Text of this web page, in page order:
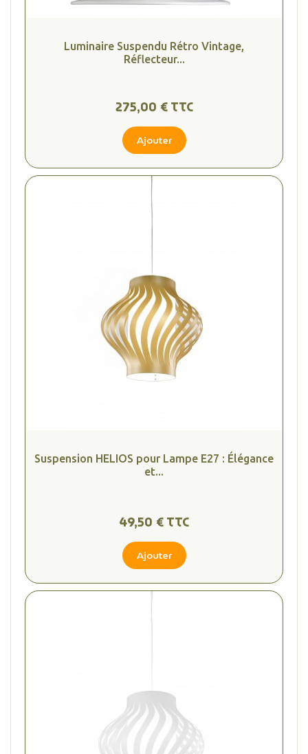
Luminaire Suspendu Rétro Vintage,
Réflecteur...
275,00 € TTC
Ajouter
Suspension HELIOS pour Lampe E27 : Élégance
et...
49,50 € TTC
Ajouter